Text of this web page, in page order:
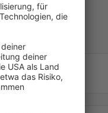
UV-beständigen
im Bad oder in der
nach
lässt sich das